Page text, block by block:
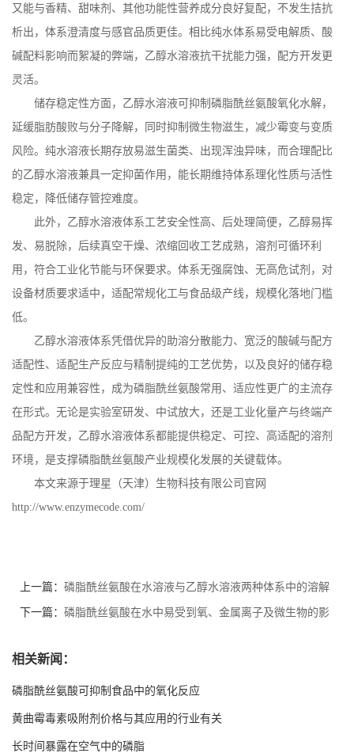
又能与香精、甜味剂、其他功能性营养成分良好复配，不发生拮抗
析出，体系澄清度与感官品质更佳。相比纯水体系易受电解质、酸
碱配料影响而絮凝的弊端，乙醇水溶液抗干扰能力强，配方开发更
灵活。
储存稳定性方面，乙醇水溶液可抑制磷脂酰丝氨酸氧化水解，
延缓脂肪酸败与分子降解，同时抑制微生物滋生，减少霉变与变质
风险。纯水溶液长期存放易滋生菌类、出现浑浊异味，而合理配比
的乙醇水溶液兼具一定抑菌作用，能长期维持体系理化性质与活性
稳定，降低储存管控难度。
此外，乙醇水溶液体系工艺安全性高、后处理简便，乙醇易挥
发、易脱除，后续真空干燥、浓缩回收工艺成熟，溶剂可循环利
用，符合工业化节能与环保要求。体系无强腐蚀、无高危试剂，对
设备材质要求适中，适配常规化工与食品级产线，规模化落地门槛
低。
乙醇水溶液体系凭借优异的助溶分散能力、宽泛的酸碱与配方
适配性、适配生产反应与精制提纯的工艺优势，以及良好的储存稳
定性和应用兼容性，成为磷脂酰丝氨酸常用、适应性更广的主流存
在形式。无论是实验室研发、中试放大，还是工业化量产与终端产
品配方开发，乙醇水溶液体系都能提供稳定、可控、高适配的溶剂
环境，是支撑磷脂酰丝氨酸产业规模化发展的关键载体。
本文来源于理星（天津）生物科技有限公司官网
http://www.enzymecode.com/
上一篇： 磷脂酰丝氨酸在水溶液与乙醇水溶液两种体系中的溶解
行为
下一篇： 磷脂酰丝氨酸在水中易受到氧、金属离子及微生物的影
相关新闻：
磷脂酰丝氨酸可抑制食品中的氧化反应
黄曲霉毒素吸附剂价格与其应用的行业有关
长时间暴露在空气中的磷脂